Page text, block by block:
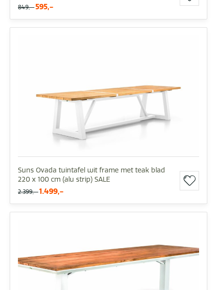
849,- 595,-
Suns Ovada tuintafel wit frame met teak blad
220 x 100 cm (alu strip) SALE
2.399,- 1.499,-